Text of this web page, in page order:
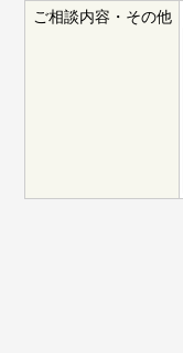
ご相談内容・その他